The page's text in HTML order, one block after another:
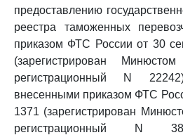
предоставлению
реестра таможенных
приказом ФТС России от 30
(зарегистрирован
регистрационный N
внесенными приказом ФТС
1371 (зарегистрирован
регистрационный N